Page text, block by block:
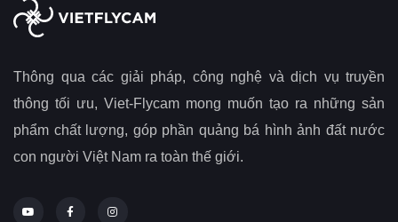
Thông qua các giải pháp, công nghệ và dịch vụ truyền
thông tối ưu, Viet-Flycam mong muốn tạo ra những sản
phẩm chất lượng, góp phần quảng bá hình ảnh đất nước
con người Việt Nam ra toàn thế giới.